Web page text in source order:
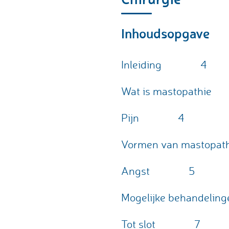
Inhoudsopgave
Inleiding
4
Wat is mastopathie
Pijn
4
Vormen van
Angst
5
Mogelijke
Tot slot
7